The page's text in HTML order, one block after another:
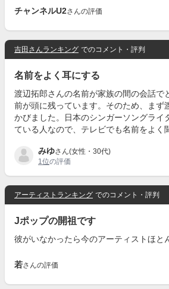
チャンネルU2さんの評価
吉田さんランキング でのコメント・評判
名前をよく耳にする
渡辺拓郎さんの名前が家族の間の会話で
前が頭に残っています。そのため、まず
かびました。日本のシンガーソングライ
ている人なので、テレビでも名前をよく
みゆさん(女性・30代)
1位の評価
アーティストランキング でのコメント・評判
Jポップの開祖です
彼がいなかったら今のアーティストほと
若さんの評価